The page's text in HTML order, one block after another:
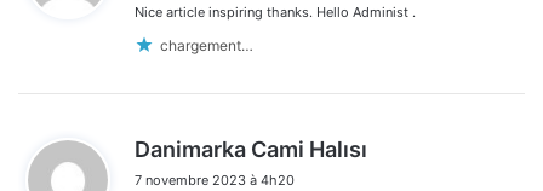
Nice article inspiring thanks. Hello Administ .
chargement…
Danimarka Cami Halısı
7 novembre 2023 à 4h20